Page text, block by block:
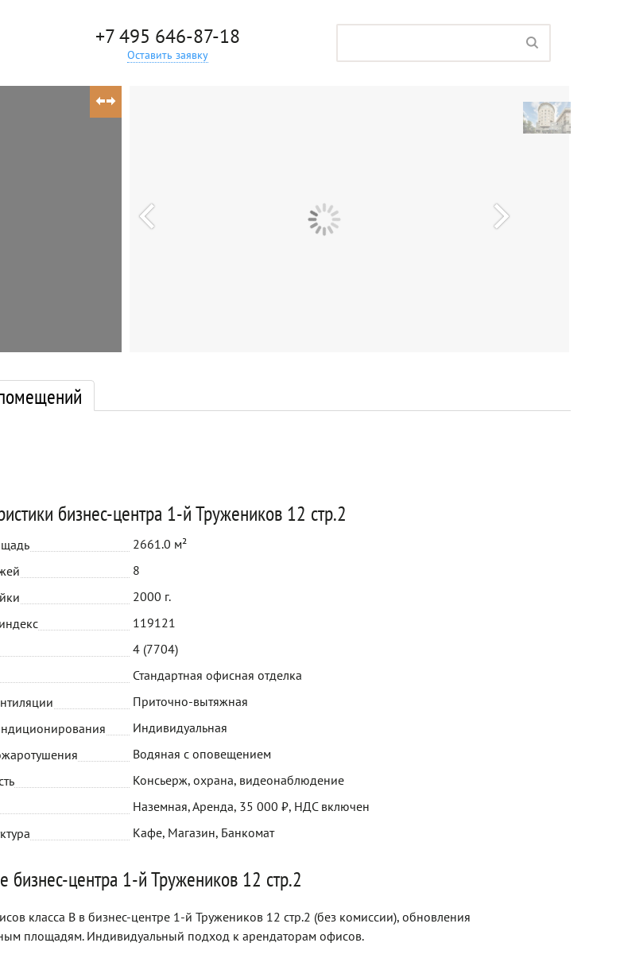
+7 495 646-87-18
Оставить заявку
бизнес-центра 1-й Тружеников 12 стр.2
2661.0 м²
8
2000 г.
119121
4 (7704)
Стандартная офисная отделка
Приточно-вытяжная
Индивидуальная
Водяная с оповещением
Консьерж, охрана, видеонаблюдение
Наземная, Аренда, 35 000 ₽, НДС включен
Кафе, Магазин, Банкомат
бизнес-центра 1-й Тружеников 12 стр.2
класса B в бизнес-центре 1-й Тружеников 12 стр.2 (без комиссии), обновления
площадям. Индивидуальный подход к арендаторам офисов.